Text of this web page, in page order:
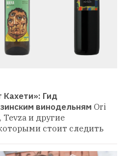
Гид
винодельням Ori
и другие
стоит следить